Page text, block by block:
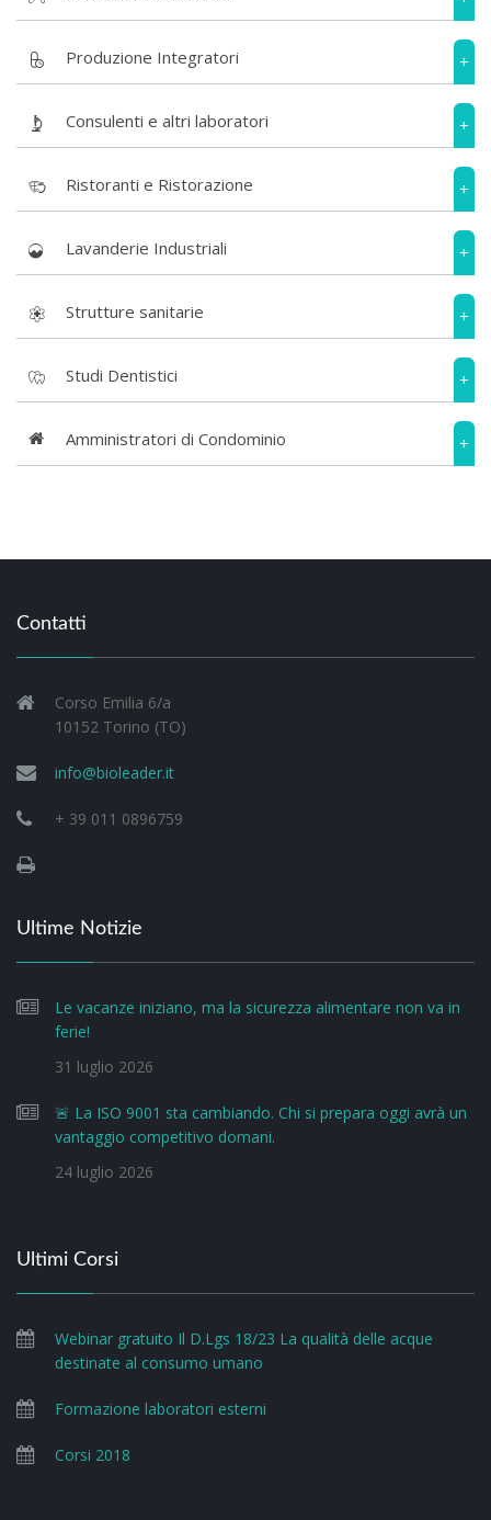
Produzione Integratori +
Consulenti e altri laboratori +
Ristoranti e Ristorazione +
Lavanderie Industriali +
Strutture sanitarie +
Studi Dentistici +
Amministratori di Condominio +
Contatti
Corso Emilia 6/a
10152 Torino (TO)
info@bioleader.it
+ 39 011 0896759
Ultime Notizie
Le vacanze iniziano, ma la sicurezza alimentare non va in
ferie!
31 luglio 2026
🚨 La ISO 9001 sta cambiando. Chi si prepara oggi avrà un
vantaggio competitivo domani.
24 luglio 2026
Ultimi Corsi
Webinar gratuito Il D.Lgs 18/23 La qualità delle acque
destinate al consumo umano
Formazione laboratori esterni
Corsi 2018